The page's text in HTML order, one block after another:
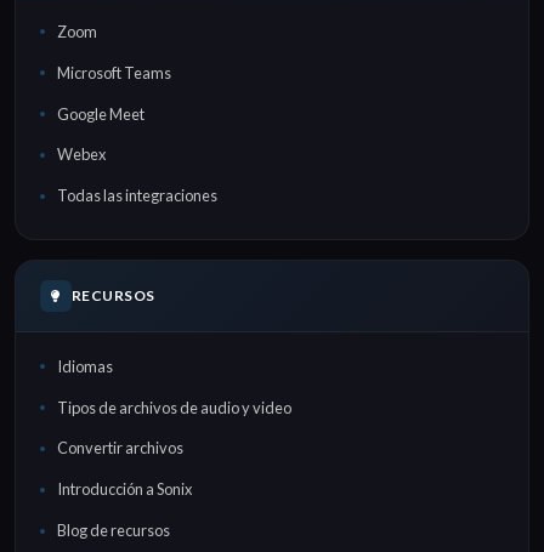
Zoom
Microsoft Teams
Google Meet
Webex
Todas las integraciones
RECURSOS
Idiomas
Tipos de archivos de audio y video
Convertir archivos
Introducción a Sonix
Blog de recursos